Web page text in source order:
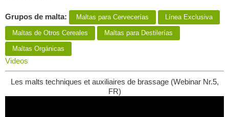
Grupos de malta: Maltas para Сervecerías Línea Exclusiva
Maltas de Otros Cereales Maltas para Destilerías
Maltas Orgánicas
Videos
Les malts techniques et auxiliaires de brassage (Webinar Nr.5,
FR)